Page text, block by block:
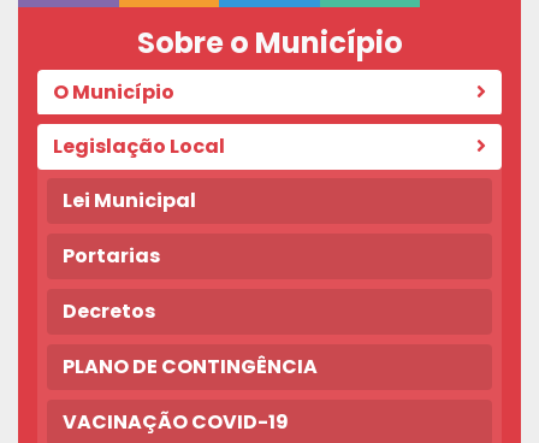
Sobre o Município
O Município
Legislação Local
Lei Municipal
Portarias
Decretos
PLANO DE CONTINGÊNCIA
VACINAÇÃO COVID-19